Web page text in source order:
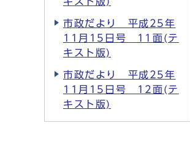
市政だより 平成25年
11月15日号 11面(テ
キスト版)
市政だより 平成25年
11月15日号 12面(テ
キスト版)